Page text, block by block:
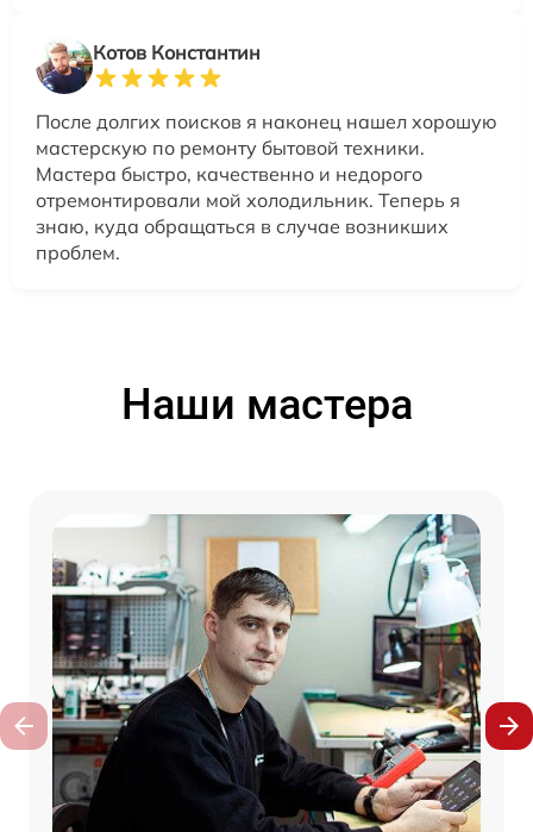
Котов Константин
После долгих поисков я наконец нашел хорошую
мастерскую по ремонту бытовой техники.
Мастера быстро, качественно и недорого
отремонтировали мой холодильник. Теперь я
знаю, куда обращаться в случае возникших
проблем.
Наши мастера